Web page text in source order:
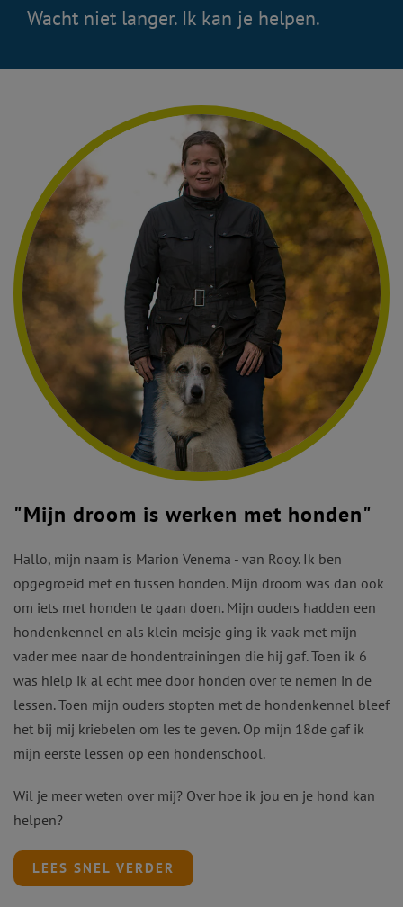
Wacht niet langer. Ik kan je helpen.
"Mijn droom is werken met honden"
Hallo, mijn naam is Marion Venema - van Rooy. Ik ben
opgegroeid met en tussen honden. Mijn droom was dan ook
om iets met honden te gaan doen. Mijn ouders hadden een
hondenkennel en als klein meisje ging ik vaak met mijn
vader mee naar de hondentrainingen die hij gaf. Toen ik 6
was hielp ik al echt mee door honden over te nemen in de
lessen. Toen mijn ouders stopten met de hondenkennel bleef
het bij mij kriebelen om les te geven. Op mijn 18de gaf ik
mijn eerste lessen op een hondenschool.
Wil je meer weten over mij? Over hoe ik jou en je hond kan
helpen?
LEES SNEL VERDER